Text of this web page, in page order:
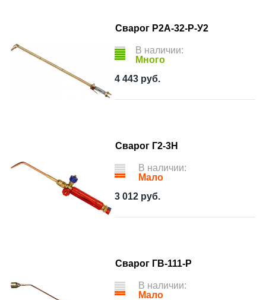
Сварог Р2А-32-Р-У2
В наличии:
Много
4 443 руб.
Сварог Г2-3Н
В наличии:
Мало
3 012 руб.
Сварог ГВ-111-Р
В наличии:
Мало